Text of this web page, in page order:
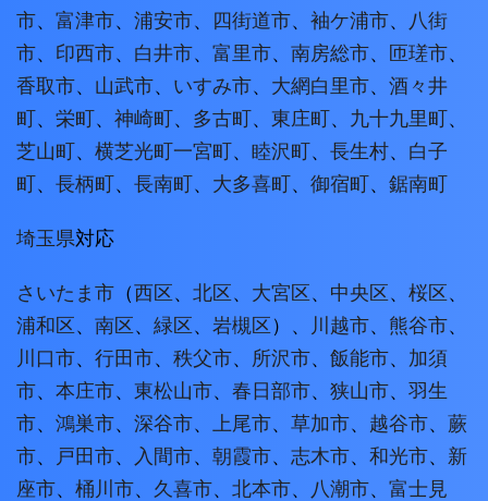
市、 富津市、 浦安市、 四街道市、 袖ケ浦市、
八街
市、 印西市、 白井市、 富里市、 南房総市、 匝瑳市、
香取市、 山武市、 いすみ市、 大網白里市、 酒々井
町、 栄町、 神崎町、 多古町、 東庄町、 九十九里町、
芝山町、 横芝光町一宮町、 睦沢町、 長生村、 白子
町、 長柄町、 長南町、 大多喜町、 御宿町、 鋸南町
埼玉県対応
さいたま市 （西区、 北区、 大宮区、 中央区、 桜区、
浦和区、 南区、 緑区、 岩槻区）、 川越市、 熊谷市、
川口市、 行田市、 秩父市、 所沢市、 飯能市、 加須
市、 本庄市、 東松山市、 春日部市、 狭山市、 羽生
市、 鴻巣市、 深谷市、 上尾市、 草加市、 越谷市、 蕨
市、 戸田市、 入間市、 朝霞市、 志木市、 和光市、 新
座市、 桶川市、 久喜市、 北本市、 八潮市、 富士見